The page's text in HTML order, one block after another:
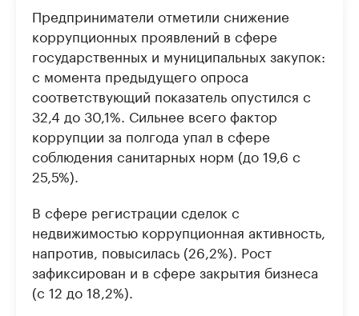
Предприниматели отметили снижение
коррупционных проявлений в сфере
государственных и муниципальных закупок:
с момента предыдущего опроса
соответствующий показатель опустился с
32,4 до 30,1%. Сильнее всего фактор
коррупции за полгода упал в сфере
соблюдения санитарных норм (до 19,6 с
25,5%).
В сфере регистрации сделок с
недвижимостью коррупционная активность,
напротив, повысилась (26,2%). Рост
зафиксирован и в сфере закрытия бизнеса
(с 12 до 18,2%).